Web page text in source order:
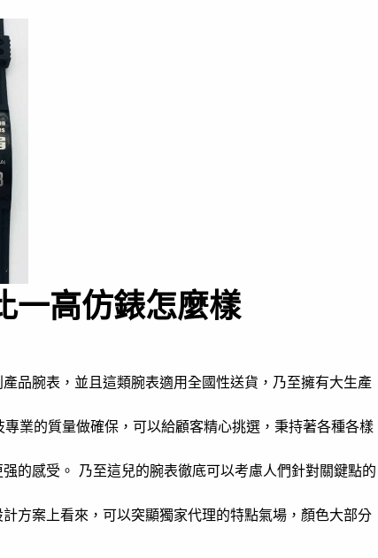
一高仿錶怎麼樣
品腕表，並且這類腕表適用全國性送貨，乃至擁有大生產
業的質量做確保，可以給顧客精心挑選，秉持著各種各樣
的感受。 乃至這兒的腕表徹底可以考慮人們針對關鍵點的
方案上看來，可以突顯獨家代理的特點氣場，顏色大部分